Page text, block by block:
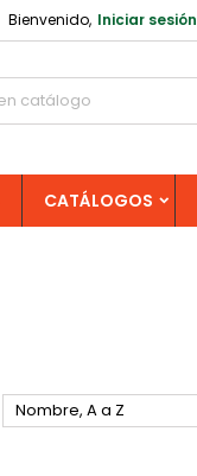
Bienvenido, Iniciar sesión
CATÁLOGOS
Nombre, A a Z